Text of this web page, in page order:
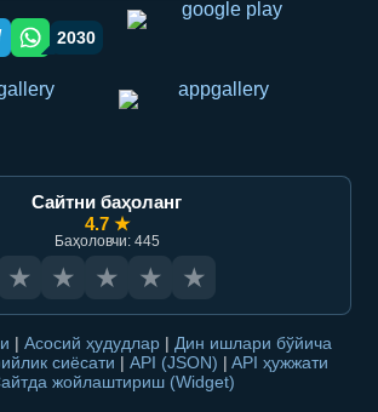
orqali ulashish
WhatsApp orqali ulashish
2030
Сайтни баҳоланг
4.7 ★
Баҳоловчи: 445
★ ★ ★ ★ ★
| Асосий ҳудудлар | Дин ишлари бўйича
сиёсати | API (JSON) | API ҳужжати
жойлаштириш (Widget)